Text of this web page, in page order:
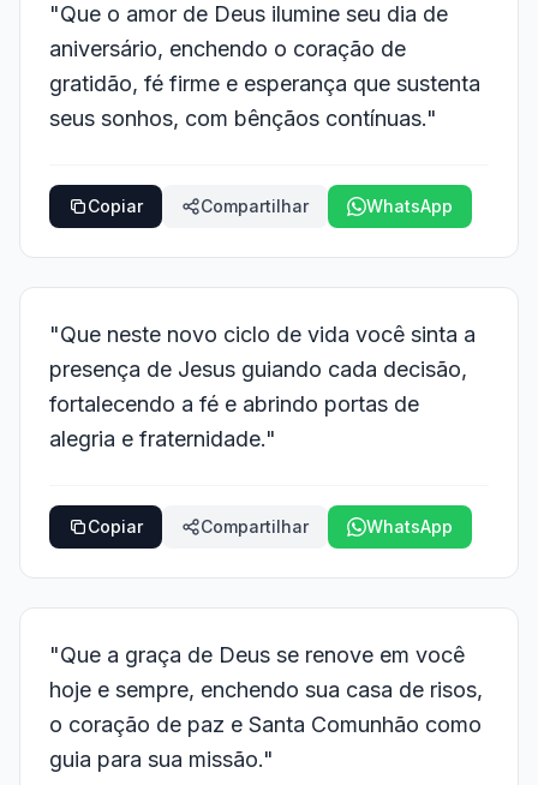
"Que o amor de Deus ilumine seu dia de
aniversário, enchendo o coração de
gratidão, fé firme e esperança que sustenta
seus sonhos, com bênçãos contínuas."
Copiar Compartilhar WhatsApp
"Que neste novo ciclo de vida você sinta a
presença de Jesus guiando cada decisão,
fortalecendo a fé e abrindo portas de
alegria e fraternidade."
Copiar Compartilhar WhatsApp
"Que a graça de Deus se renove em você
hoje e sempre, enchendo sua casa de risos,
o coração de paz e Santa Comunhão como
guia para sua missão."